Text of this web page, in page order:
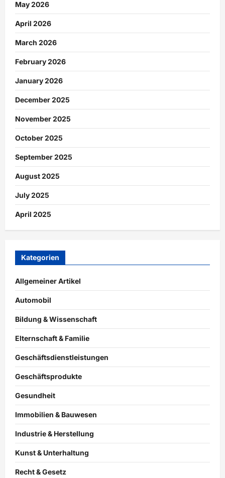
May 2026
April 2026
March 2026
February 2026
January 2026
December 2025
November 2025
October 2025
September 2025
August 2025
July 2025
April 2025
Kategorien
Allgemeiner Artikel
Automobil
Bildung & Wissenschaft
Elternschaft & Familie
Geschäftsdienstleistungen
Geschäftsprodukte
Gesundheit
Immobilien & Bauwesen
Industrie & Herstellung
Kunst & Unterhaltung
Recht & Gesetz